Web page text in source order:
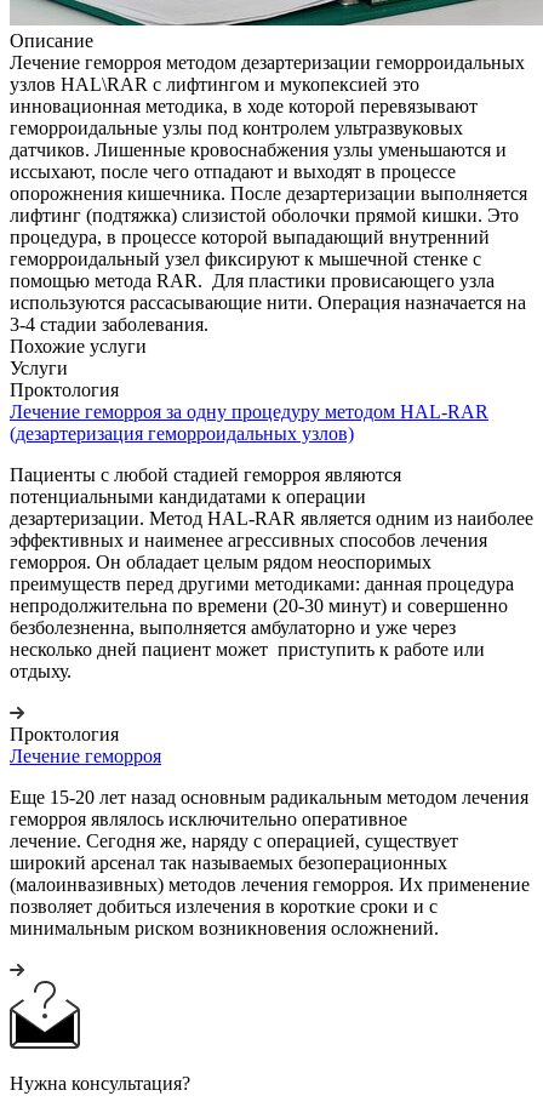
Описание
Лечение геморроя методом дезартеризации геморроидальных
узлов HAL\RAR c лифтингом и мукопексией это
инновационная методика, в ходе которой перевязывают
геморроидальные узлы под контролем ультразвуковых
датчиков. Лишенные кровоснабжения узлы уменьшаются и
иссыхают, после чего отпадают и выходят в процессе
опорожнения кишечника. После дезартеризации выполняется
лифтинг (подтяжка) слизистой оболочки прямой кишки. Это
процедура, в процессе которой выпадающий внутренний
геморроидальный узел фиксируют к мышечной стенке с
помощью метода RAR. Для пластики провисающего узла
используются рассасывающие нити. Операция назначается на
3-4 стадии заболевания.
Похожие услуги
Услуги
Проктология
Лечение геморроя за одну процедуру методом HAL-RAR
(дезартеризация геморроидальных узлов)
Пациенты с любой стадией геморроя являются
потенциальными кандидатами к операции
дезартеризации. Метод HAL-RAR является одним из наиболее
эффективных и наименее агрессивных способов лечения
геморроя. Он обладает целым рядом неоспоримых
преимуществ перед другими методиками: данная процедура
непродолжительна по времени (20-30 минут) и совершенно
безболезненна, выполняется амбулаторно и уже через
несколько дней пациент может приступить к работе или
отдыху.
Проктология
Лечение геморроя
Еще 15-20 лет назад основным радикальным методом лечения
геморроя являлось исключительно оперативное
лечение. Сегодня же, наряду с операцией, существует
широкий арсенал так называемых безоперационных
(малоинвазивных) методов лечения геморроя. Их применение
позволяет добиться излечения в короткие сроки и с
минимальным риском возникновения осложнений.
Нужна консультация?